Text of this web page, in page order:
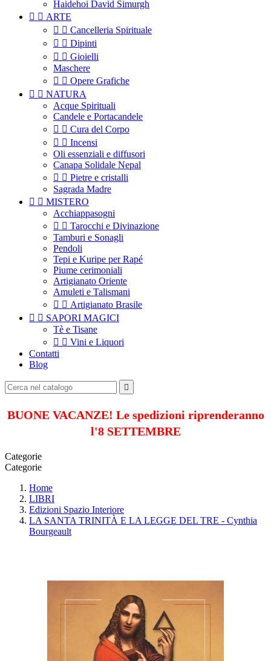
Haidehoi David Simurgh
  ARTE
  Cancelleria Spirituale
  Dipinti
  Gioielli
Maschere
  Opere Grafiche
  NATURA
Acque Spirituali
Candele e Portacandele
  Cura del Corpo
  Incensi
Oli essenziali e diffusori
Canapa Solidale Nepal
  Pietre e cristalli
Sagrada Madre
  MISTERO
Acchiappasogni
  Tarocchi e Divinazione
Tamburi e Sonagli
Pendoli
Tepi e Kuripe per Rapé
Piume cerimoniali
Artigianato Oriente
Amuleti e Talismani
  Artigianato Brasile
  SAPORI MAGICI
Tè e Tisane
  Vini e Liquori
Contatti
Blog

BUONE VACANZE! Le spedizioni riprenderanno
l'8 SETTEMBRE
Categorie
Categorie
Home
LIBRI
Edizioni Spazio Interiore
LA SANTA TRINITÀ E LA LEGGE DEL TRE - Cynthia
Bourgeault